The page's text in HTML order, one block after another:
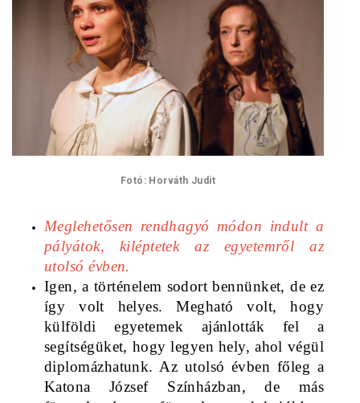
Fotó: Horváth Judit
Meglehetősen rendhagyó módon indult a
pályátok, kiléptetek az egyetemről az
utolsó évben.
Igen, a történelem sodort bennünket, de ez
így volt helyes. Megható volt, hogy
külföldi egyetemek ajánlották fel a
segítségüket, hogy legyen hely, ahol végül
diplomázhatunk. Az utolsó évben főleg a
Katona József Színházban, de más